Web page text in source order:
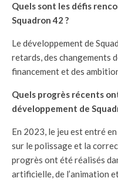
Quels sont les défis
Squadron 42 ?
Le développement de
retards, des changements
financement et des
Quels progrès récents
développement de
En 2023, le jeu est entré
sur le polissage et la
progrès ont été réalisés
artificielle, de l’animation